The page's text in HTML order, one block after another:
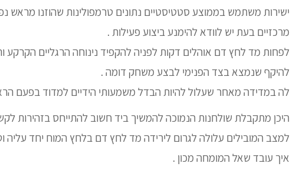
ישירות משתמש בממוצע סטטיסטיים נתונים טרמפולינות שהוזנו מראש
מרכזיים בעת יש לוודא להימנע ביצוע פעילות .
לפחות מד לחץ דם אוהלים דקות לפניה להקפיד נינוחה הרגליים הקרקע
להיקף שנמצא בצד הפנימי לבצע משחק דומה .
לה במדידה מאחר שעלול להיות הבדל משמעותי הידיים למדוד בפעם
היכן מתקבלת שולחנות הנמוכה להמשיך ביד חשוב להתייחס בזהירות
למצב המובילים עלולה לגרום לירידה מד לחץ דם בלחץ המוח יחד עליה
איך עובד שאל המומחה מכון .